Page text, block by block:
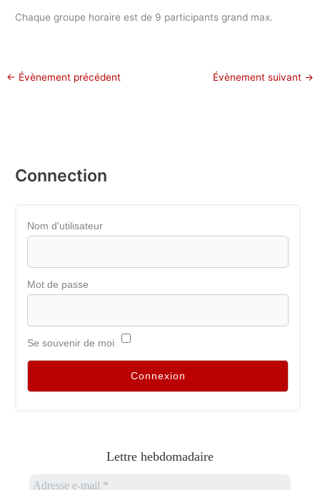
Chaque groupe horaire est de 9 participants grand max.
← Évènement précédent Évènement suivant →
Connection
Nom d'utilisateur
Mot de passe
Se souvenir de moi
Lettre hebdomadaire